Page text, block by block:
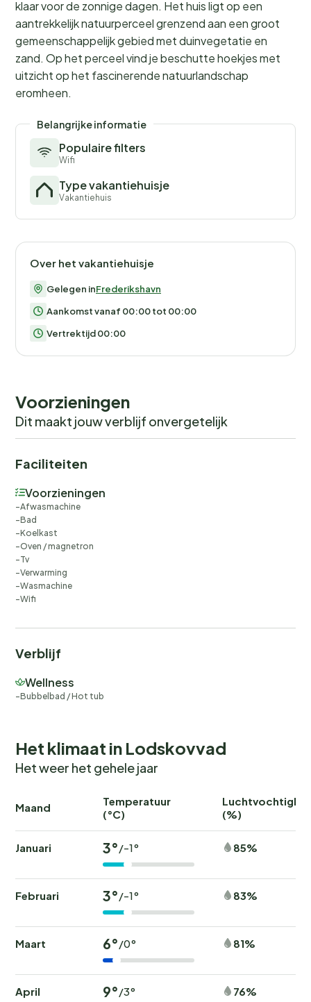
klaar voor de zonnige dagen. Het huis ligt op een
aantrekkelijk natuurperceel grenzend aan een groot
gemeenschappelijk gebied met duinvegetatie en
zand. Op het perceel vind je beschutte hoekjes met
uitzicht op het fascinerende natuurlandschap
eromheen.
Belangrijke informatie
Populaire filters
Wifi
Type vakantiehuisje
Vakantiehuis
Over het vakantiehuisje
Gelegen inFrederikshavn
Aankomst vanaf 00:00 tot 00:00
Vertrektijd 00:00
Voorzieningen
Dit maakt jouw verblijf onvergetelijk
Faciliteiten
Voorzieningen
Afwasmachine
Bad
Koelkast
Oven / magnetron
Tv
Verwarming
Wasmachine
Wifi
Verblijf
Wellness
Bubbelbad / Hot tub
Het klimaat in Lodskovvad
Het weer het gehele jaar
Maand
Temperatuur
(°C)
(%)
Januari 3°/-1° 85%
Februari 3°/-1° 83%
Maart 6°/0° 81%
April 9°/3° 76%